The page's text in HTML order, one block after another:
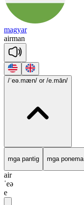
magyar
airman
/ˈeə.mæn/ or /e.mān/
mga pantig mga ponema
air
ˈeə
e